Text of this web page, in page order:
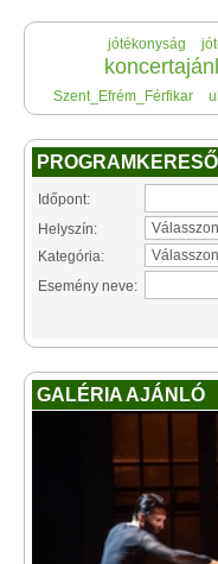
jótékonyság
Szent_Efrém_Férfikar
PROGRAMKERESŐ
Időpont:
Helyszín:
Kategória:
Esemény neve:
GALÉRIA AJÁNLÓ